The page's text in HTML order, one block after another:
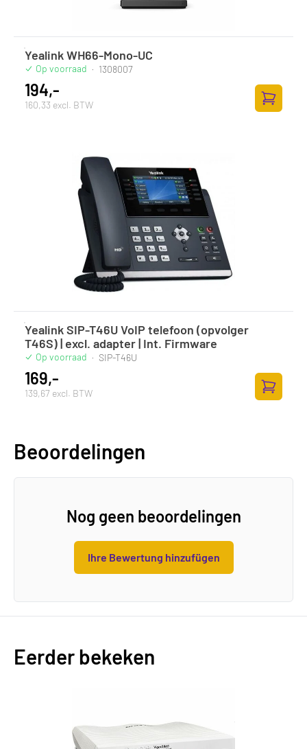
Yealink WH66-Mono-UC
Op voorraad · 1308007
194,-
160,33 excl. BTW
Zum
Yealink SIP-T46U VoIP telefoon (opvolger
T46S) | excl. adapter | Int. Firmware
Op voorraad · SIP-T46U
169,-
139,67 excl. BTW
Zum
Beoordelingen
Nog geen beoordelingen
Ihre Bewertung hinzufügen
Eerder bekeken